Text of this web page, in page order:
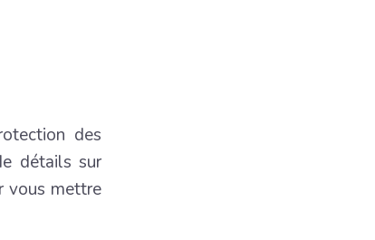
des
détails sur
vous mettre